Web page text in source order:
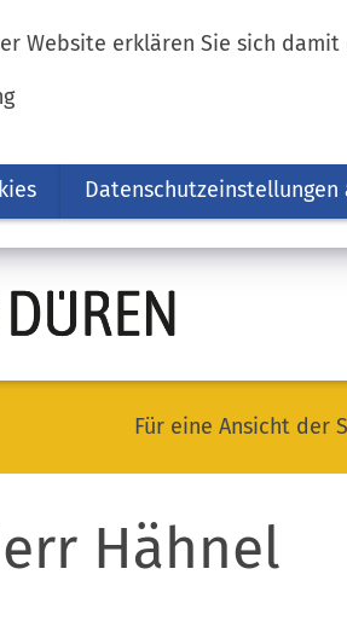
Website erklären Sie sich
Datenschutzeinstellungen
Für eine Ansicht der
Hähnel